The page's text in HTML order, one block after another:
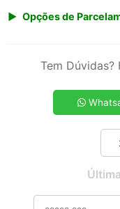
Opções de
2x de R$ 73,97
4x de R$ 37,52
5x de R$ 30,22
10x de R$ 15,64
Tem Dúvidas?